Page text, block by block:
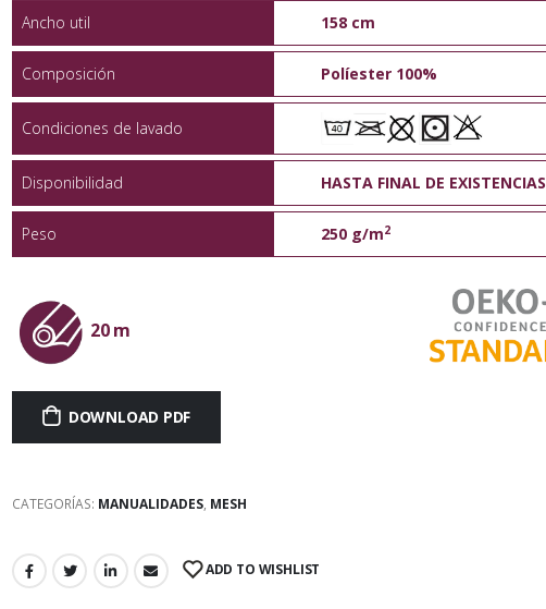
Ancho util 158 cm
Composición Políester 100%
Condiciones de lavado
Disponibilidad HASTA FINAL DE EXISTENCIAS
Peso 250 g/m2
20 m
DOWNLOAD PDF
CATEGORÍAS: MANUALIDADES, MESH
ADD TO WISHLIST